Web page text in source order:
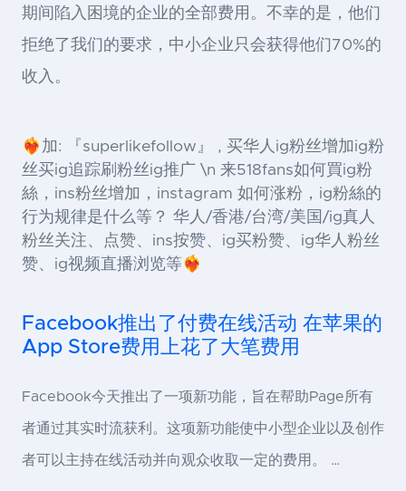
期间陷入困境的企业的全部费用。不幸的是，他们
拒绝了我们的要求，中小企业只会获得他们70%的
收入。
❤️‍🔥加: 『superlikefollow』 , 买华人ig粉丝增加ig粉
丝买ig追踪刷粉丝ig推广 \n 来518fans如何買ig粉
絲，ins粉丝增加，instagram 如何涨粉，ig粉絲的
行为规律是什么等？ 华人/香港/台湾/美国/ig真人
粉丝关注、点赞、ins按赞、ig买粉赞、ig华人粉丝
赞、ig视频直播浏览等❤️‍🔥
Facebook推出了付费在线活动 在苹果的
App Store费用上花了大笔费用
Facebook今天推出了一项新功能，旨在帮助Page所有
者通过其实时流获利。这项新功能使中小型企业以及创作
者可以主持在线活动并向观众收取一定的费用。 …